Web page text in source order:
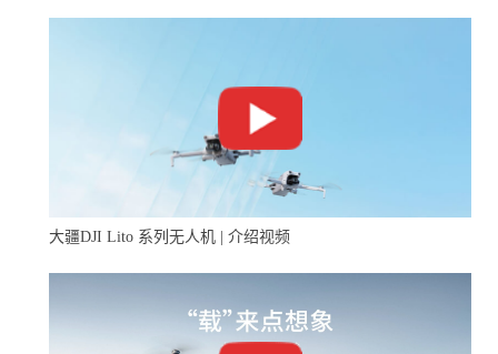
大疆DJI Lito 系列无人机 | 介绍视频